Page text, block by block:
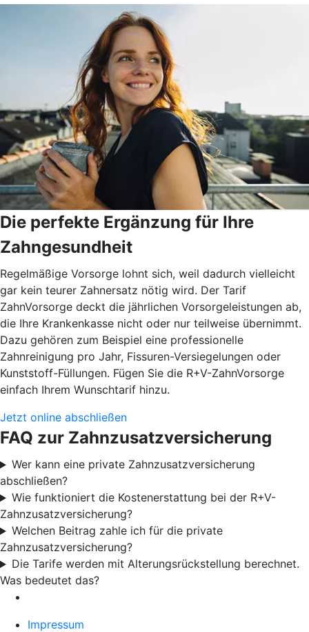
Die perfekte Ergänzung für Ihre
Zahngesundheit
Regelmäßige Vorsorge lohnt sich, weil dadurch vielleicht
gar kein teurer Zahnersatz nötig wird. Der Tarif
ZahnVorsorge deckt die jährlichen Vorsorgeleistungen ab,
die Ihre Krankenkasse nicht oder nur teilweise übernimmt.
Dazu gehören zum Beispiel eine professionelle
Zahnreinigung pro Jahr, Fissuren-Versiegelungen oder
Kunststoff-Füllungen. Fügen Sie die R+V-ZahnVorsorge
einfach Ihrem Wunschtarif hinzu.
Jetzt online abschließen
FAQ zur Zahnzusatzversicherung
Wer kann eine private Zahnzusatzversicherung
abschließen?
Wie funktioniert die Kostenerstattung bei der R+V-
Zahnzusatzversicherung?
Welchen Beitrag zahle ich für die private
Zahnzusatzversicherung?
Die Tarife werden mit Alterungsrückstellung berechnet.
Was bedeutet das?
Impressum